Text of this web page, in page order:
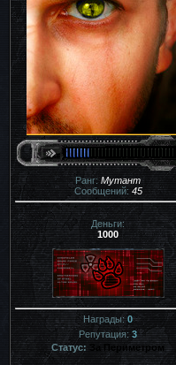
Ранг:Мутант
Сообщений: 45
Деньги:
1000
Награды:0
Репутация:3
Статус: За Периметром